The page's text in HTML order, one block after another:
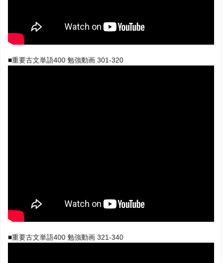
■重要古文単語400 勉強動画 301-320
■重要古文単語400 勉強動画 321-340